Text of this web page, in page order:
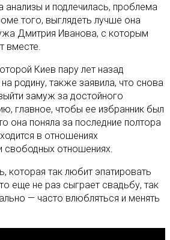
анализы и подлечилась, проблема
того, выглядеть лучше она
Дмитрия Иванова, с которым
вместе.
Киев пару лет назад
родину, также заявила, что снова
замуж за достойного
главное, чтобы ее избранник был
она поняла за последние полтора
в отношениях
свободных отношениях.
которая так любит эпатировать
еще не раз сыграет свадьбу, так
— часто влюбляться и менять